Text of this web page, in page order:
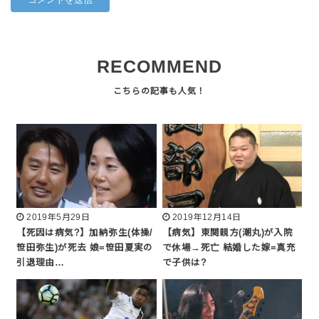
RECOMMEND
2019年5月29日
【死因は病気?】加納弥生(体操/
笹田弥生)が死去 娘=笹田夏実の
引退理由…
2019年12月14日
【病気】東関親方(潮丸)が入院
で休場→死亡 結婚した嫁=真充
で子供は?